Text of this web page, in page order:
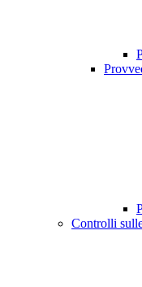
Controlli